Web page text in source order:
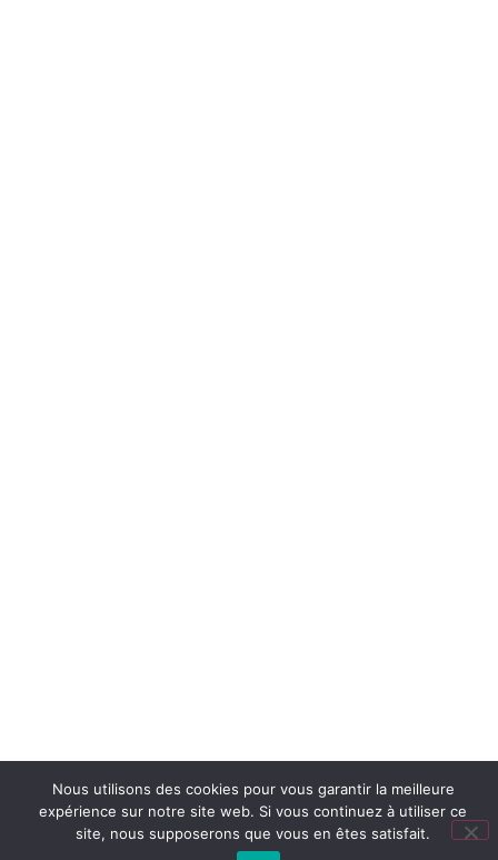
Nous utilisons des cookies pour vous garantir la meilleure
expérience sur notre site web. Si vous continuez à utiliser ce
site, nous supposerons que vous en êtes satisfait.